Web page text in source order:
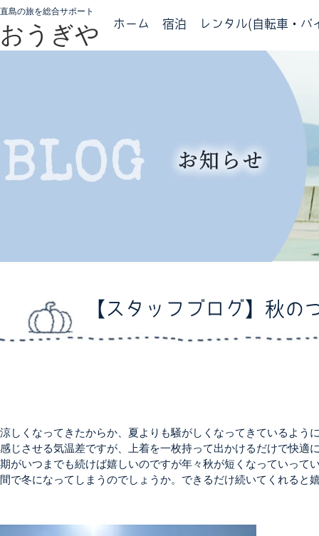
直島の旅を総合サポート
おうぎや ホーム 宿泊 レンタル(自転車・バ
【スタッフブログ】秋の
涼しくなってきたからか、夏よりも騒がしくなってきているよう
感じさせる気温差ですが、上着を一枚持って出かけるだけで快適
期がいつまでも続けば嬉しいのですが年々秋が短くなっていって
間で冬になってしまうのでしょうか。できるだけ続いてくれると